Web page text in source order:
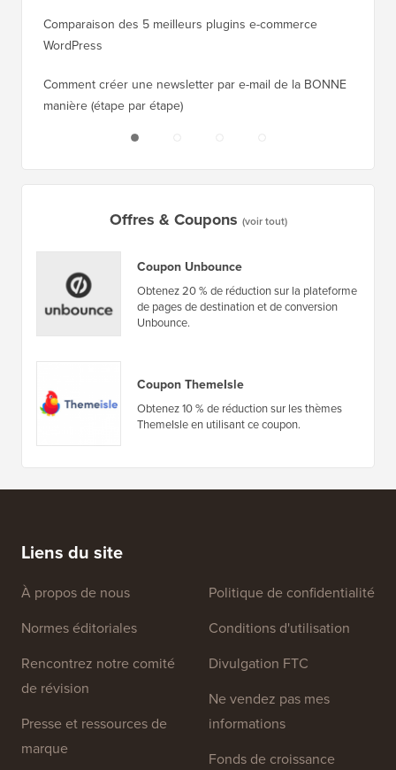
Comparaison des 5 meilleurs plugins e-commerce
WordPress
Comment créer une newsletter par e-mail de la BONNE
manière (étape par étape)
Offres & Coupons (voir tout)
Coupon Unbounce
Obtenez 20 % de réduction sur la plateforme
de pages de destination et de conversion
Unbounce.
Coupon ThemeIsle
Obtenez 10 % de réduction sur les thèmes
ThemeIsle en utilisant ce coupon.
Liens du site
À propos de nous
Normes éditoriales
Rencontrez notre comité
de révision
Presse et ressources de
marque
Politique de confidentialité
Conditions d'utilisation
Divulgation FTC
Ne vendez pas mes
informations
Fonds de croissance